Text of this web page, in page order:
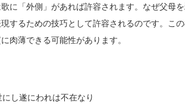
に「外側」があれば許容されます。なぜ父母
するための技巧として許容されるのです。こ
肉薄できる可能性があります。
し遂にわれは不在なり